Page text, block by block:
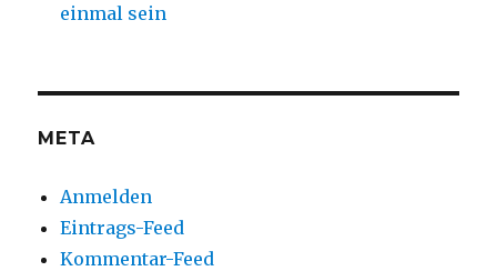
einmal sein
META
Anmelden
Eintrags-Feed
Kommentar-Feed